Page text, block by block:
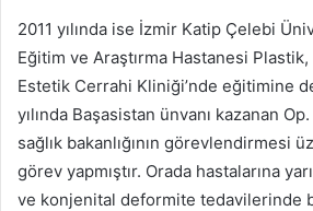
2011 yılında ise İzmir Katip Çelebi
Eğitim ve Araştırma Hastanesi
Estetik Cerrahi Kliniği’nde eğitimine
yılında Başasistan ünvanı kazanan
sağlık bakanlığının görevlendirmesi
görev yapmıştır. Orada hastalarına
ve konjenital deformite tedavilerinde